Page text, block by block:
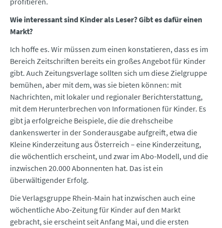
Wie interessant sind Kinder als Leser? Gibt es dafür einen
Markt?
Ich hoffe es. Wir müssen zum einen konstatieren, dass es im
Bereich Zeitschriften bereits ein großes Angebot für Kinder
gibt. Auch Zeitungsverlage sollten sich um diese Zielgruppe
bemühen, aber mit dem, was sie bieten können: mit
Nachrichten, mit lokaler und regionaler Berichterstattung,
mit dem Herunterbrechen von Informationen für Kinder. Es
gibt ja erfolgreiche Beispiele, die die drehscheibe
dankenswerter in der Sonderausgabe aufgreift, etwa die
Kleine Kinderzeitung aus Österreich – eine Kinderzeitung,
die wöchentlich erscheint, und zwar im Abo-Modell, und die
inzwischen 20.000 Abonnenten hat. Das ist ein
überwältigender Erfolg.
Die Verlagsgruppe Rhein-Main hat inzwischen auch eine
wöchentliche Abo-Zeitung für Kinder auf den Markt
gebracht, sie erscheint seit Anfang Mai, und die ersten